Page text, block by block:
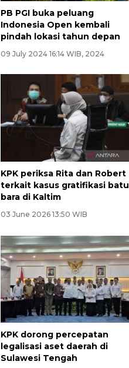
PB PGI buka peluang
Indonesia Open kembali
pindah lokasi tahun depan
09 July 2024 16:14 WIB, 2024
KPK periksa Rita dan Robert
terkait kasus gratifikasi batu
bara di Kaltim
03 June 2026 13:50 WIB
KPK dorong percepatan
legalisasi aset daerah di
Sulawesi Tengah